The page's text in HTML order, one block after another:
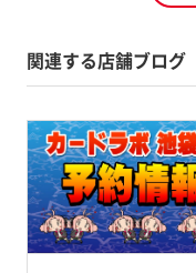
関連する店舗ブログ